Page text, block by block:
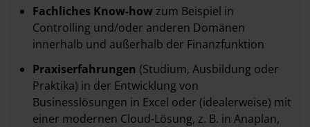
Fachliches Know-how zum Beispiel in
Controlling und/oder anderen Domänen
innerhalb und außerhalb der Finanzfunktion
Praxiserfahrungen (Studium, Ausbildung oder
Praktika) in der Entwicklung von
Businesslösungen in Excel oder (idealerweise) mit
einer modernen Cloud-Lösung, z. B. in Anaplan,